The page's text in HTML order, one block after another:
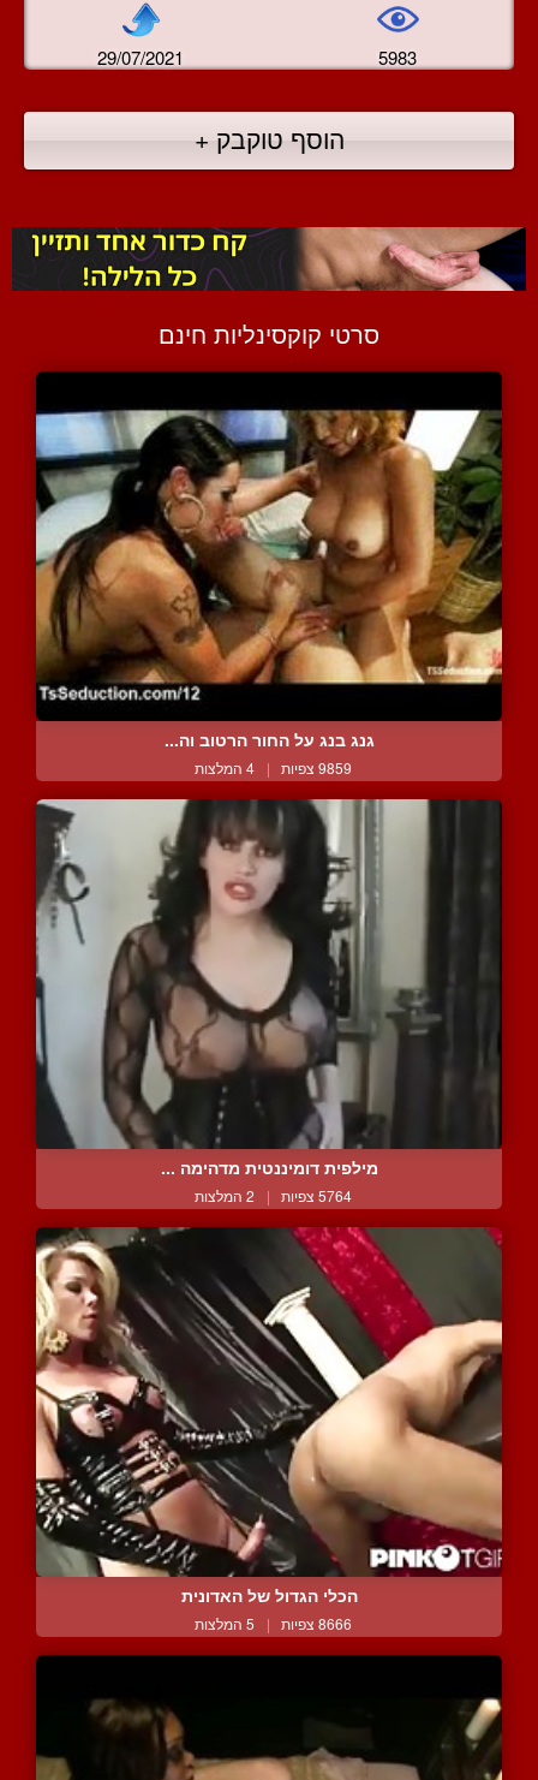
29/07/2021 5983
הוסף טוקבק +
סרטי קוקסינליות חינם
גנג בנג על החור הרטוב וה...
9859 צפיות | 4 המלצות
מילפית דומיננטית מדהימה ...
5764 צפיות | 2 המלצות
הכלי הגדול של האדונית
8666 צפיות | 5 המלצות